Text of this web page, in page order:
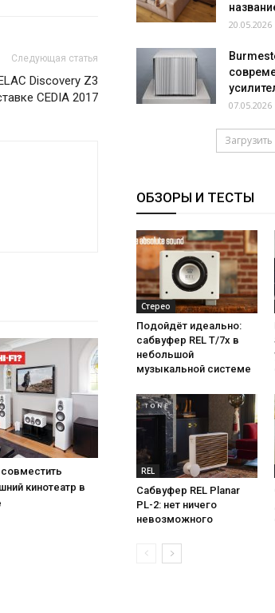
Следующая статья
Discovery Z3
CEDIA 2017
кинотеатр в
20.05.2026
07.05.2026
ОБЗОРЫ И ТЕСТЫ
Стерео
Подойдёт идеально:
сабвуфер REL T/7x в
небольшой
музыкальной системе
REL
Сабвуфер REL Planar
PL-2: нет ничего
невозможного